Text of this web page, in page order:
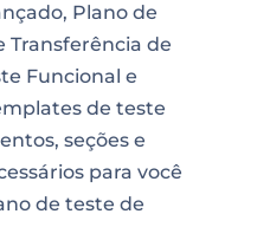
Plano de
Transferência de
Funcional e
de teste
seções e
para você
de teste de